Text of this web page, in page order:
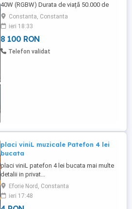
40W (RGBW) Durata de viață 50.000 de
ore Antistatic până la 2000V HBM
Parametri de control Stroboscopic 0-
30Hz, stroboscopic standard +
stroboscopic pulsat + stroboscopic
aleatoriu Mod de reglare a intensității
Constanta, Constanta
ieri 18:33
8 100 RON
Telefon validat
placi viniL muzicale Patefon 4 lei
bucata
placi viniL patefon 4 lei bucata mai multe
detalii in privat...
Eforie Nord, Constanta
ieri 17:48